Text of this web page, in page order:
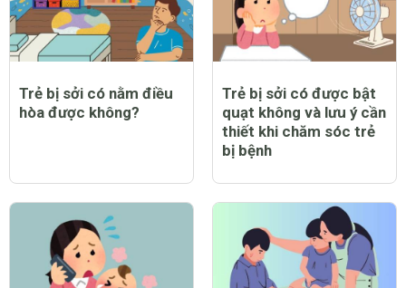
Trẻ bị sởi có nằm điều
hòa được không?
Trẻ bị sởi có được bật
quạt không và lưu ý cần
thiết khi chăm sóc trẻ
bị bệnh